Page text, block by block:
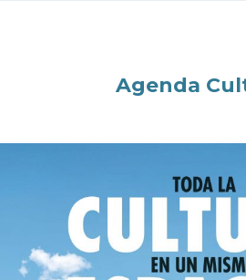
Agenda